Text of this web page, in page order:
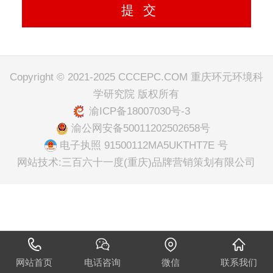
Copyright © 2021-2025 CCCEPC.COM 重庆环元环境科
学研究院 版权所有
渝ICP备18007030号-3
渝公网安备50011202502658号
电子执照 91500112MA5UKTHT7E 号
网站技术:三百六十一度(重庆)品牌营销策划有限公司
网站首页 电话咨询 微信 联系我们